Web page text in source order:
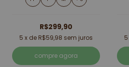
R$299,90
5 x de R$59,98 sem juros
compre agora
5